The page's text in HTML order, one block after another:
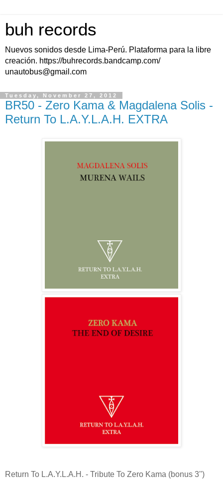
buh records
Nuevos sonidos desde Lima-Perú. Plataforma para la libre
creación. https://buhrecords.bandcamp.com/
unautobus@gmail.com
Tuesday, November 27, 2012
BR50 - Zero Kama & Magdalena Solis -
Return To L.A.Y.L.A.H. EXTRA
Return To L.A.Y.L.A.H. - Tribute To Zero Kama (bonus 3'')